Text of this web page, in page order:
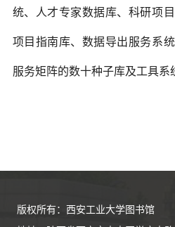
统、人才专家数据库、科研项
项目指南库、数据导出服务系
服务矩阵的数十种子库及工具系
版权所有：西安工业大学图书馆